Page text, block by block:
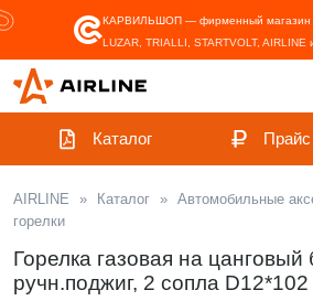
КАРВИЛЬШОП — фирменный магазин
LUZAR, TRIALLI, STARTVOLT, AIRLINE
Каталог Прайс
AIRLINE » Каталог » Автомобильные
горелки
Горелка газовая на цанговый
ручн.поджиг, 2 сопла